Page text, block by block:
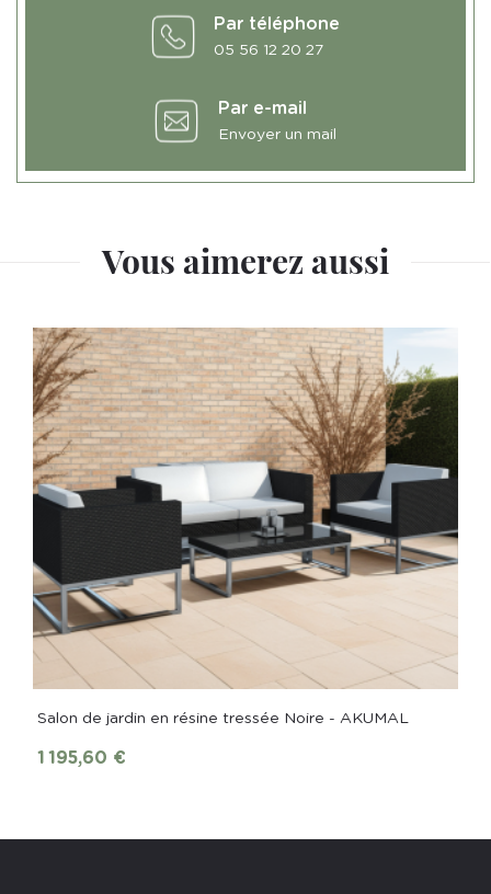
Par téléphone
05 56 12 20 27
Par e-mail
Envoyer un mail
Vous aimerez aussi
Salon de jardin en résine tressée Noire - AKUMAL
1 195,60 €